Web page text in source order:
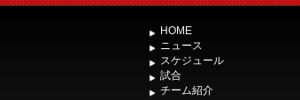
HOME
ニュース
スケジュール
試合
チーム紹介